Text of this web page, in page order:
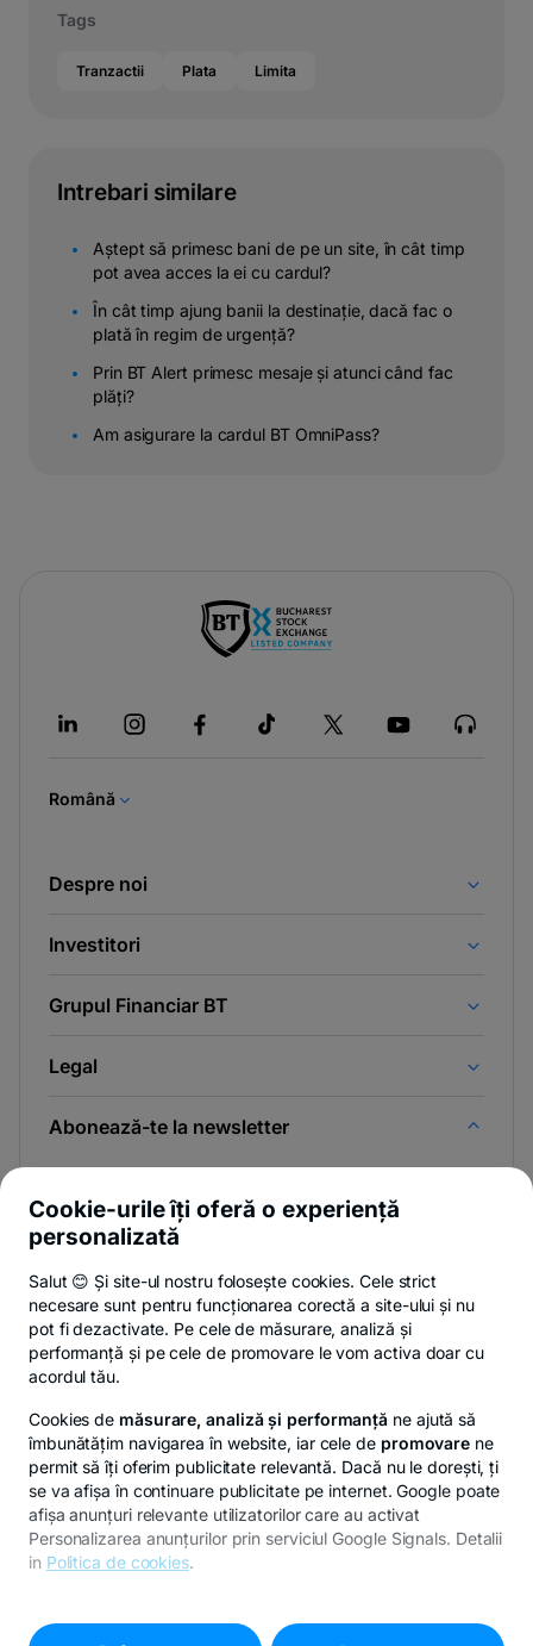
Tags
Tranzactii Plata Limita
Intrebari similare
Aștept să primesc bani de pe un site, în cât timp
pot avea acces la ei cu cardul?
În cât timp ajung banii la destinație, dacă fac o
plată în regim de urgență?
Prin BT Alert primesc mesaje și atunci când fac
plăți?
Am asigurare la cardul BT OmniPass?
a
Română
Despre noi
Investitori
Grupul Financiar BT
Legal
Abonează-te la newsletter
Poți renunța oricând,vezi detalii-
opens
in
a
.
Privacy Hub - opens in a new tab
Politica de confidențialitate- opens in a new
Politica de cookies
© Copyright 2026 Banca Transilvania. Toate drepturile
rezervate.
-
Cookie-urile îți oferă o experiență
personalizată
Salut 😊 Și site-ul nostru folosește cookies. Cele strict
necesare sunt pentru funcționarea corectă a site-ului și nu
pot fi dezactivate. Pe cele de măsurare, analiză și
performanță și pe cele de promovare le vom activa doar cu
acordul tău.
Cookies de măsurare, analiză și performanță ne ajută să
îmbunătățim navigarea în website, iar cele de promovare ne
permit să îți oferim publicitate relevantă. Dacă nu le dorești, ți
se va afișa în continuare publicitate pe internet. Google poate
afișa anunțuri relevante utilizatorilor care au activat
Personalizarea anunțurilor prin serviciul Google Signals. Detalii
in Politica de cookies.
cookies"